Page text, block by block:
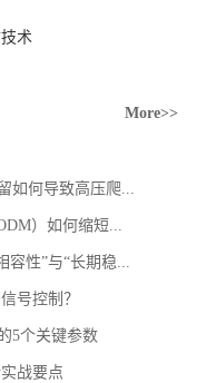
术
More>>
如何导致高压爬...
）如何缩短...
性”与“长期稳...
号控制？
5个关键参数
战要点